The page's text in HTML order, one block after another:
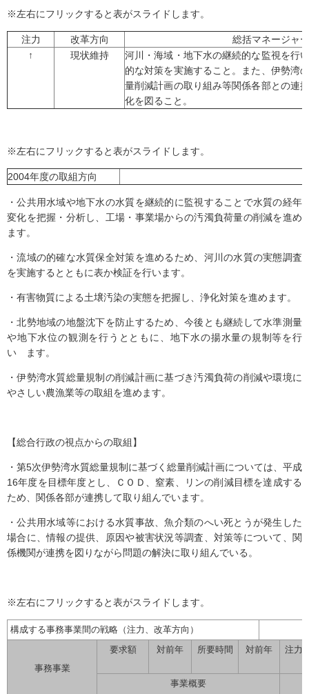
※左右にフリックすると表がスライドします。
注力 改革方向
総括マネージャ
↑
現状維持
河川・海域・地下水の継続的な監視を行
的な対策を実施すること。また、伊勢湾
量削減計画の取り組み等関係各部との連
化を図ること。
※左右にフリックすると表がスライドします。
2004年度の取組方向
・公共用水域や地下水の水質を継続的に監視することで水質の経年
変化を把握・分析し、工場・事業場からの汚濁負荷量の削減を進め
ます。
・流域の的確な水質保全対策を進めるため、河川の水質の実態調査
を実施するとともに表か検証を行います。
・有害物質による土壌汚染の実態を把握し、浄化対策を進めます。
・北勢地域の地盤沈下を防止するため、今後とも継続して水準測量
や地下水位の観測を行うとともに、地下水の揚水量の規制等を行
い ます。
・伊勢湾水質総量規制の削減計画に基づき汚濁負荷の削減や環境に
やさしい農漁業等の取組を進めます。
【総合行政の視点からの取組】
・第5次伊勢湾水質総量規制に基づく総量削減計画については、平成
16年度を目標年度とし、ＣＯＤ、窒素、リンの削減目標を達成する
ため、関係各部が連携して取り組んでいます。
・公共用水域等における水質事故、魚介類のへい死とうが発生した
場合に、情報の提供、原因や被害状況等調査、対策等について、関
係機関が連携を図りながら問題の解決に取り組んでいる。
※左右にフリックすると表がスライドします。
構成する事務事業間の戦略（注力、改革方向）
事務事業
要求額 対前年 所要時間 対前年 注力
事業概要